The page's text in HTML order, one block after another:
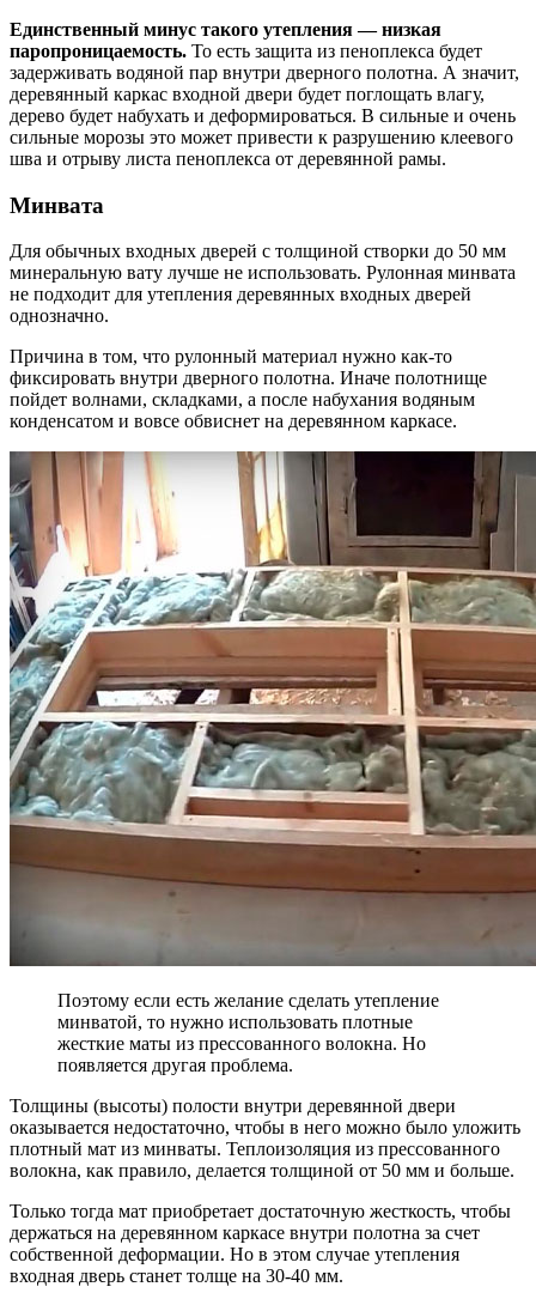
Единственный минус такого утепления — низкая
паропроницаемость. То есть защита из пеноплекса будет
задерживать водяной пар внутри дверного полотна. А значит,
деревянный каркас входной двери будет поглощать влагу,
дерево будет набухать и деформироваться. В сильные и очень
сильные морозы это может привести к разрушению клеевого
шва и отрыву листа пеноплекса от деревянной рамы.
Минвата
Для обычных входных дверей с толщиной створки до 50 мм
минеральную вату лучше не использовать. Рулонная минвата
не подходит для утепления деревянных входных дверей
однозначно.
Причина в том, что рулонный материал нужно как-то
фиксировать внутри дверного полотна. Иначе полотнище
пойдет волнами, складками, а после набухания водяным
конденсатом и вовсе обвиснет на деревянном каркасе.
Поэтому если есть желание сделать утепление
минватой, то нужно использовать плотные
жесткие маты из прессованного волокна. Но
появляется другая проблема.
Толщины (высоты) полости внутри деревянной двери
оказывается недостаточно, чтобы в него можно было уложить
плотный мат из минваты. Теплоизоляция из прессованного
волокна, как правило, делается толщиной от 50 мм и больше.
Только тогда мат приобретает достаточную жесткость, чтобы
держаться на деревянном каркасе внутри полотна за счет
собственной деформации. Но в этом случае утепления
входная дверь станет толще на 30-40 мм.